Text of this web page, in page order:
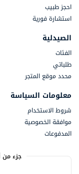
احجز طبيب
استشارة فورية
الصيدلية
الفئات
طلباتي
محدد موقع المتجر
معلومات السياسة
شروط الاستخدام
موافقة الخصوصية
المدفوعات
جزء من